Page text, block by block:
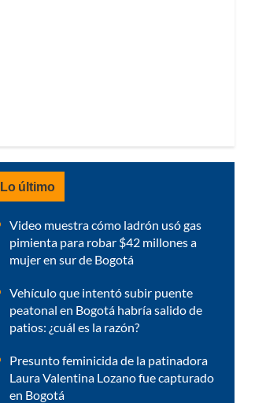
Lo último
Video muestra cómo ladrón usó gas
pimienta para robar $42 millones a
mujer en sur de Bogotá
Vehículo que intentó subir puente
peatonal en Bogotá habría salido de
patios: ¿cuál es la razón?
Presunto feminicida de la patinadora
Laura Valentina Lozano fue capturado
en Bogotá